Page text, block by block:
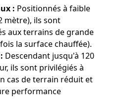
: Positionnés à faible
mètre), ils sont
aux terrains de grande
la surface chauffée).
Descendant jusqu'à 120
ils sont privilégiés à
cas de terrain réduit et
performance